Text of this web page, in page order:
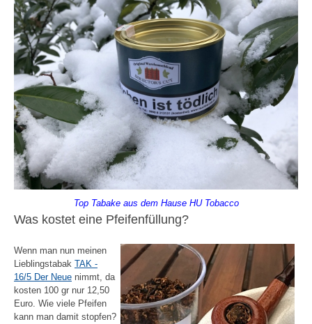
Top Tabake aus dem Hause HU Tobacco
Was kostet eine Pfeifenfüllung?
Wenn man nun meinen
Lieblingstabak TAK -
16/5 Der Neue nimmt, da
kosten 100 gr nur 12,50
Euro. Wie viele Pfeifen
kann man damit stopfen?